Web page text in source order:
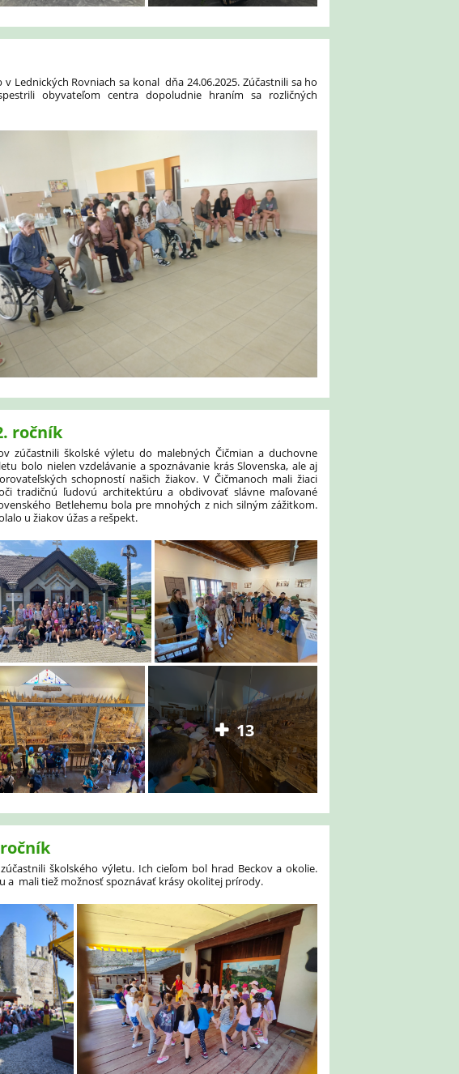
Lednických Rovniach sa konal dňa 24.06.2025. Zúčastnili sa ho
obyvateľom centra dopoludnie hraním sa rozličných
ročník
zúčastnili školské výletu do malebných Čičmian a duchovne
bolo nielen vzdelávanie a spoznávanie krás Slovenska, ale aj
schopností našichžiakov. V Čičmanoch mali žiaci
tradičnú ľudovú architektúru a obdivovať slávne maľované
Betlehemu bola pre mnohých z nich silným zážitkom.
u žiakov úžas a rešpekt.
13
školského výletu. Ich cieľom bol hrad Beckov a okolie.
a mali tiež možnosť spoznávať krásy okolitej prírody.